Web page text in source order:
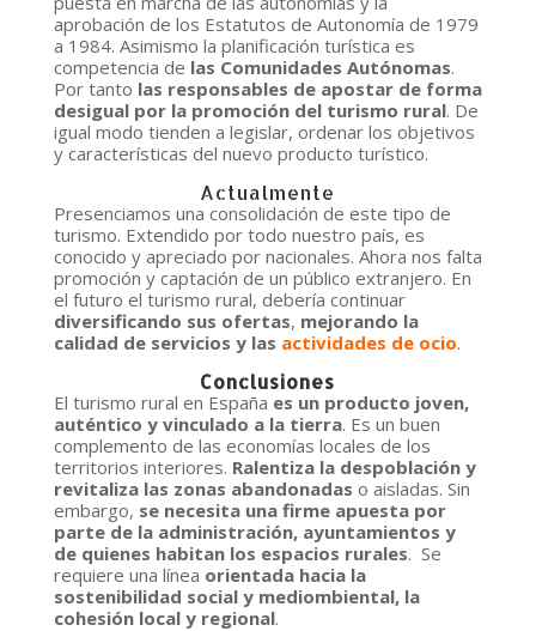
aprobación de los Estatutos de Autonomía de 1979
a 1984. Asimismo la planificación turística es
competencia de las Comunidades Autónomas.
Por tanto las responsables de apostar de forma
desigual por la promoción del turismo rural. De
igual modo tienden a legislar, ordenar los objetivos
y características del nuevo producto turístico.
Actualmente
Presenciamos una consolidación de este tipo de
turismo. Extendido por todo nuestro país, es
conocido y apreciado por nacionales. Ahora nos falta
promoción y captación de un público extranjero. En
el futuro el turismo rural, debería continuar
diversificando sus ofertas, mejorando la
calidad de servicios y las actividades de ocio.
Conclusiones
El turismo rural en España es un producto joven,
auténtico y vinculado a la tierra. Es un buen
complemento de las economías locales de los
territorios interiores. Ralentiza la despoblación y
revitaliza las zonas abandonadas o aisladas. Sin
embargo, se necesita una firme apuesta por
parte de la administración, ayuntamientos y
de quienes habitan los espacios rurales. Se
requiere una línea orientada hacia la
sostenibilidad social y mediombiental, la
cohesión local y regional.